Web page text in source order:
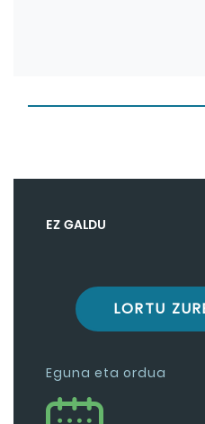
EZ GALDU
LORTU
Eguna eta ordua